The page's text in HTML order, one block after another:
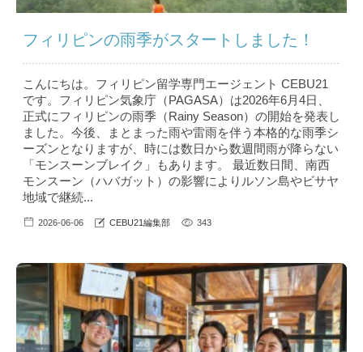
フィリピンの雨季がスタートしました！
こんにちは。フィリピン留学専門エージェント CEBU21
です。フィリピン気象庁（PAGASA）は2026年6月4日、
正式にフィリピンの雨季（Rainy Season）の開始を発表し
ました。今後、まとまった雨や雷雨を伴う本格的な雨季シ
ーズンとなりますが、時には数日から数週間雨が降らない
「モンスーンブレイク」もあります。 最近数日間、南西
モンスーン（ハバガット）の影響によりルソン島やビサヤ
地域で継続...
2026-06-06 CEBU21編集部 343